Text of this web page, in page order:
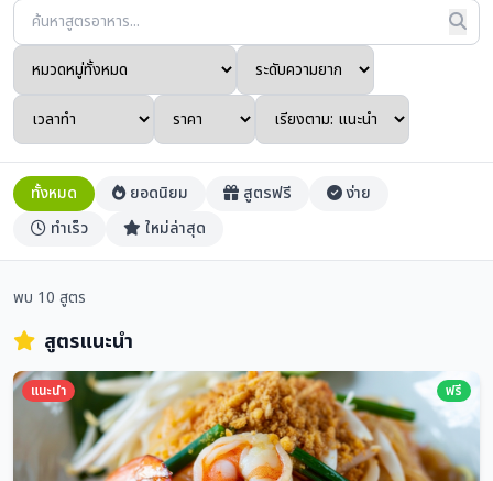
ทั้งหมด ยอดนิยม สูตรฟรี
ง่าย
ทำเร็ว
ใหม่ล่าสุด
พบ 10 สูตร
สูตรแนะนำ
แนะนำ ฟรี